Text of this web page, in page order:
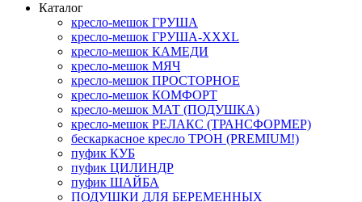
Каталог
кресло-мешок ГРУША
кресло-мешок ГРУША-XXXL
кресло-мешок КАМЕДИ
кресло-мешок МЯЧ
кресло-мешок ПРОСТОРНОЕ
кресло-мешок КОМФОРТ
кресло-мешок МАТ (ПОДУШКА)
кресло-мешок РЕЛАКС (ТРАНСФОРМЕР)
бескаркасное кресло ТРОН (PREMIUM!)
пуфик КУБ
пуфик ЦИЛИНДР
пуфик ШАЙБА
ПОДУШКИ ДЛЯ БЕРЕМЕННЫХ